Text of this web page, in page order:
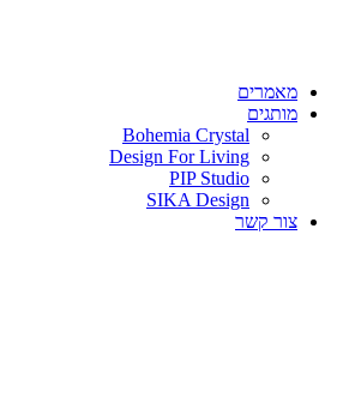
מאמרים
מותגים
Bohemia Crystal
Design For Living
PIP Studio
SIKA Design
צור קשר